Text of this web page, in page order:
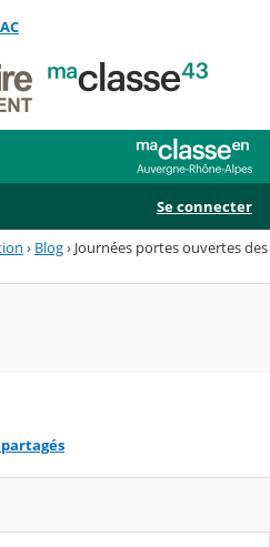
Se connecter
› Blog› Journées portes ouvertes des